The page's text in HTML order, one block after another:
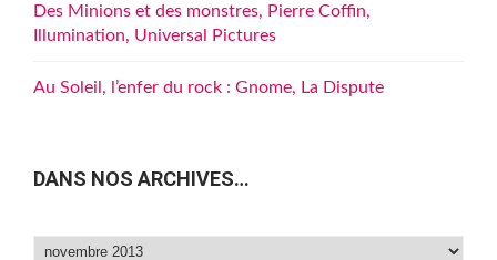
Des Minions et des monstres, Pierre Coffin,
Illumination, Universal Pictures
Au Soleil, l’enfer du rock : Gnome, La Dispute
DANS NOS ARCHIVES…
Dans